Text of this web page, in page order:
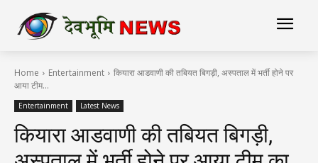
Home Entertainment
कियारा आडवाणी की तबियत बिगड़ी, अस्पताल में भर्ती होने पर
आया टीम...
Entertainment Latest News
कियारा आडवाणी की तबियत बिगड़ी,